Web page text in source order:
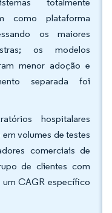
como plataforma
os maiores
os modelos
menor adoção e
separada foi
hospitalares
volumes de testes
comerciais de
de clientes com
CAGR específico